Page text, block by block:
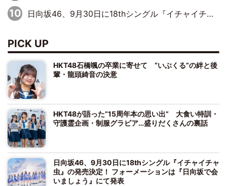
日向坂46、9月30日に18thシングル『イチャイチャ虫』の発売決定！ フォーメーションは『日向坂で会いましょう』にて発表
PICK UP
HKT48石橋颯の卒業に寄せて “いぶくる”の絆と後
輩・龍頭綺音の決意
HKT48が語った“15周年本の思い出” 大食い特訓・
守護霊企画・制服グラビア…盛りだくさんの裏話
日向坂46、9月30日に18thシングル『イチャイチャ
虫』の発売決定！ フォーメーションは『日向坂で会
いましょう』にて発表